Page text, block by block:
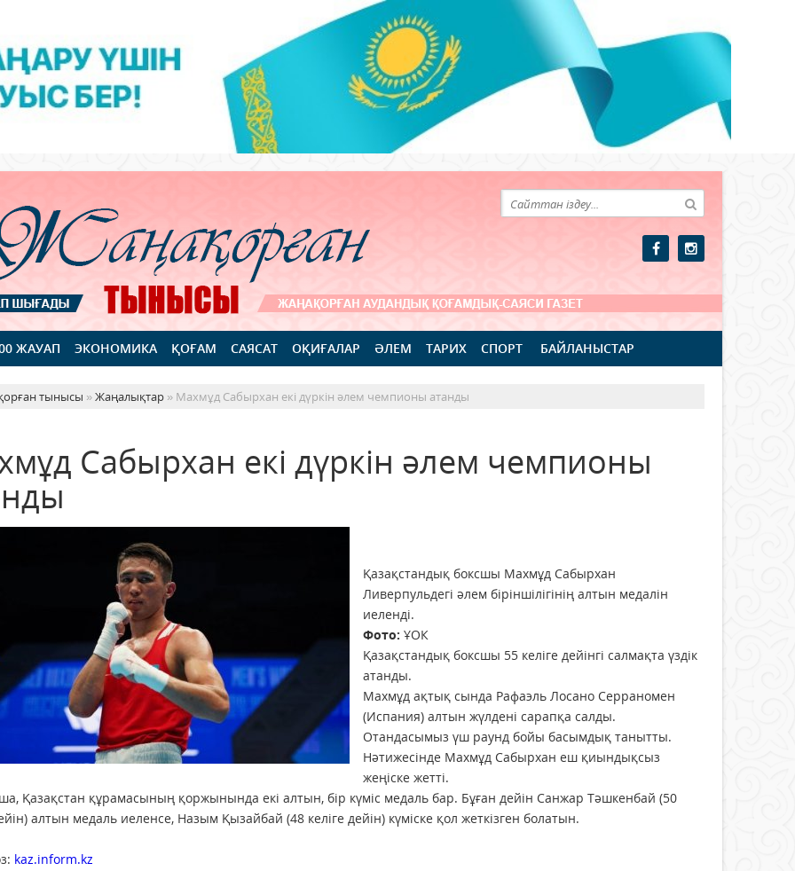
ЖАУАП ЭКОНОМИКА ҚОҒАМ САЯСАТ ОҚИҒАЛАР ӘЛЕМ ТАРИХ СПОРТ БАЙЛАНЫСТАР
тынысы »Жаңалықтар » Махмұд Сабырхан екі дүркін әлем чемпионы атанды
Сабырхан екі дүркін әлем чемпионы
Қазақстандық боксшы Махмұд Сабырхан
Ливерпульдегі әлем біріншілігінің алтын медалін
иеленді.
Фото: ҰОК
Қазақстандық боксшы 55 келіге дейінгі салмақта үздік
атанды.
Махмұд ақтық сында Рафаэль Лосано Серраномен
(Испания) алтын жүлдені сарапқа салды.
Отандасымыз үш раунд бойы басымдық танытты.
Нәтижесінде Махмұд Сабырхан еш қиындықсыз
жеңіске жетті.
Қазақстан құрамасының қоржынында екі алтын, бір күміс медаль бар. Бұған дейін Санжар Тәшкенбай (50
алтын медаль иеленсе, Назым Қызайбай (48 келіге дейін) күміске қол жеткізген болатын.
kaz.inform.kz